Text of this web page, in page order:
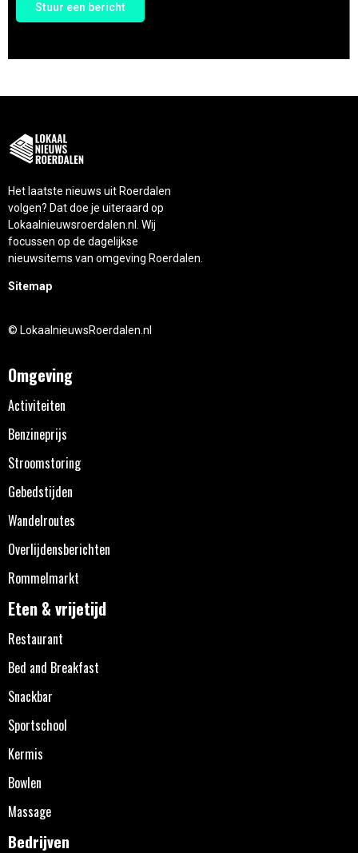
Stuur een bericht
Het laatste nieuws uit Roerdalen
volgen? Dat doe je uiteraard op
Lokaalnieuwsroerdalen.nl. Wij
focussen op de dagelijkse
nieuwsitems van omgeving Roerdalen.
Sitemap
© LokaalnieuwsRoerdalen.nl
Omgeving
Activiteiten
Benzineprijs
Stroomstoring
Gebedstijden
Wandelroutes
Overlijdensberichten
Rommelmarkt
Eten & vrijetijd
Restaurant
Bed and Breakfast
Snackbar
Sportschool
Kermis
Bowlen
Massage
Bedrijven